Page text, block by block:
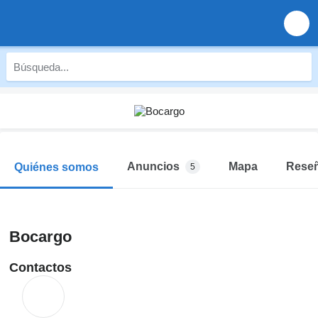
Quiénes somos Anuncios 5 Mapa
Bocargo
Contactos